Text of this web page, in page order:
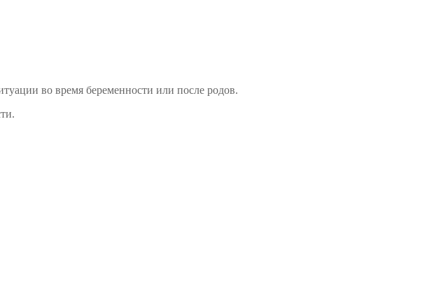
во время беременности или после родов.